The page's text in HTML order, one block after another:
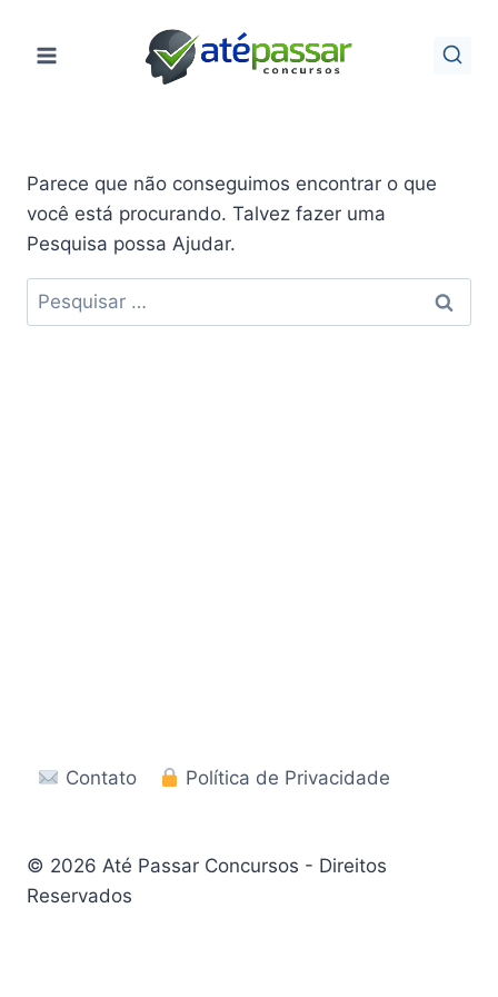
para
Parece que não conseguimos encontrar o que
você está procurando. Talvez fazer uma
Pesquisa possa Ajudar.
Pesquisar
por:
Contato Política de Privacidade
© 2026 Até Passar Concursos - Direitos
Reservados